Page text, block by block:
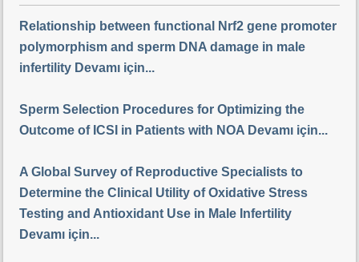
Relationship between functional Nrf2 gene promoter
polymorphism and sperm DNA damage in male
infertility Devamı için...
Sperm Selection Procedures for Optimizing the
Outcome of ICSI in Patients with NOA Devamı için...
A Global Survey of Reproductive Specialists to
Determine the Clinical Utility of Oxidative Stress
Testing and Antioxidant Use in Male Infertility
Devamı için...